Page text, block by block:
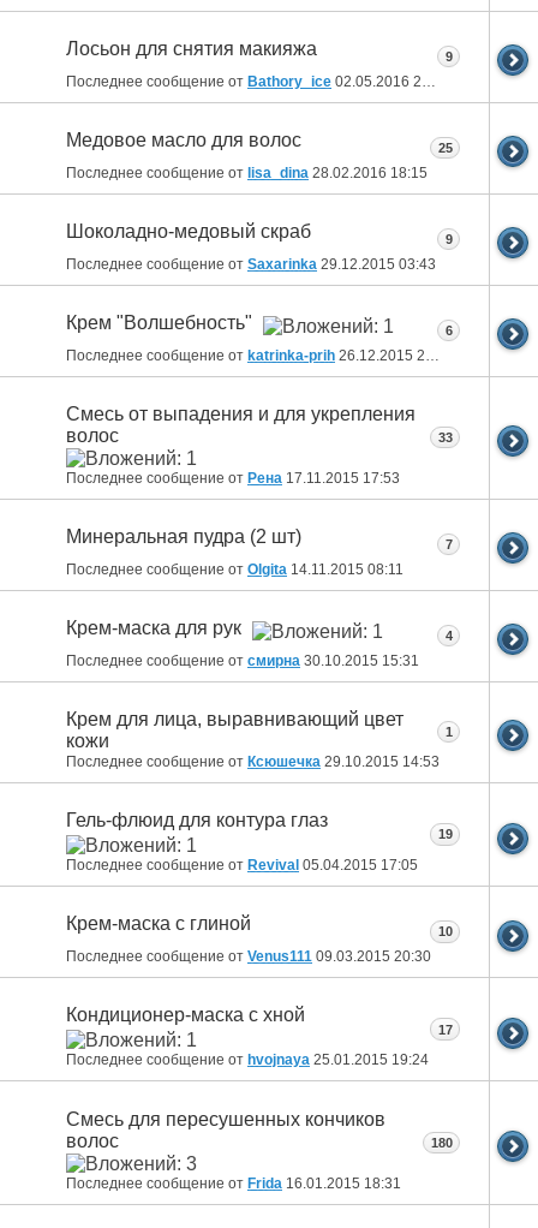
Лосьон для снятия макияжа
Последнее сообщение от Bathory_ice 02.05.2016 21:28
9
Медовое масло для волос
Последнее сообщение от lisa_dina 28.02.2016 18:15
25
Шоколадно-медовый скраб
Последнее сообщение от Saxarinka 29.12.2015 03:43
9
Крем "Волшебность"
Последнее сообщение от katrinka-prih 26.12.2015 23:17
6
Смесь от выпадения и для укрепления
волос
Последнее сообщение от Рена 17.11.2015 17:53
33
Минеральная пудра (2 шт)
Последнее сообщение от Olgita 14.11.2015 08:11
7
Крем-маска для рук
Последнее сообщение от смирна 30.10.2015 15:31
4
Крем для лица, выравнивающий цвет
кожи
Последнее сообщение от Ксюшечка 29.10.2015 14:53
1
Гель-флюид для контура глаз
Последнее сообщение от Revival 05.04.2015 17:05
19
Крем-маска с глиной
Последнее сообщение от Venus111 09.03.2015 20:30
10
Кондиционер-маска с хной
Последнее сообщение от hvojnaya 25.01.2015 19:24
17
Смесь для пересушенных кончиков
волос
Последнее сообщение от Fridа 16.01.2015 18:31
180